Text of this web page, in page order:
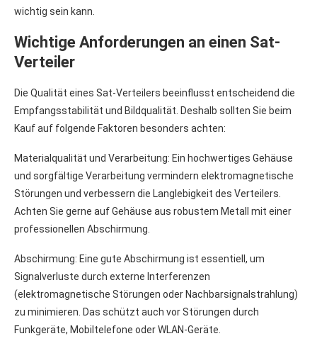
wichtig sein kann.
Wichtige Anforderungen an einen Sat-
Verteiler
Die Qualität eines Sat-Verteilers beeinflusst entscheidend die
Empfangsstabilität und Bildqualität. Deshalb sollten Sie beim
Kauf auf folgende Faktoren besonders achten:
Materialqualität und Verarbeitung: Ein hochwertiges Gehäuse
und sorgfältige Verarbeitung vermindern elektromagnetische
Störungen und verbessern die Langlebigkeit des Verteilers.
Achten Sie gerne auf Gehäuse aus robustem Metall mit einer
professionellen Abschirmung.
Abschirmung: Eine gute Abschirmung ist essentiell, um
Signalverluste durch externe Interferenzen
(elektromagnetische Störungen oder Nachbarsignalstrahlung)
zu minimieren. Das schützt auch vor Störungen durch
Funkgeräte, Mobiltelefone oder WLAN-Geräte.